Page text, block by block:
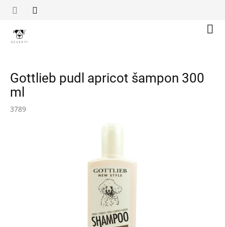
Gottlieb pudl apricot šampon 300
ml
3789